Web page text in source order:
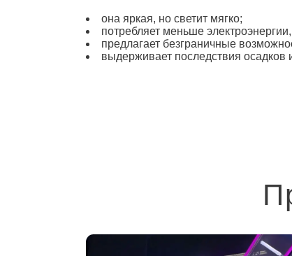
она яркая, но светит мягко;
потребляет меньше
предлагает безграничные
выдерживает последствия осадков